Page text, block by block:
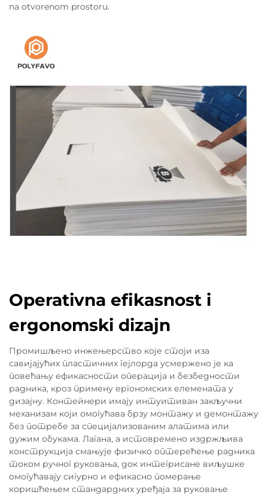
na otvorenom prostoru.
Operativna efikasnost i
ergonomski dizajn
Промишљено инжењерство које стоји иза
савијајућих пластичних гејлорда усмержено је ка
повећању ефикасности операција и безбедности
радника, кроз примену ергономских елемената у
дизајну. Контейнери имају интуитиван закључни
механизам који омогућава брзу монтажу и демонтажу
без потребе за специјализованим алатима или
дужим обукама. Лагана, а истовремено издржљива
конструкција смањује физичко оптерећење радника
током ручног руковања, док интегрисане виљушке
омогућавају сигурно и ефикасно померање
коришћењем стандардних уређаја за руковање